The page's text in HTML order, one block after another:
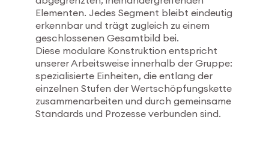
Elementen. Jedes Segment bleibt eindeutig
erkennbar und trägt zugleich zu einem
geschlossenen Gesamtbild bei.
Diese modulare Konstruktion entspricht
unserer Arbeitsweise innerhalb der Gruppe:
spezialisierte Einheiten, die entlang der
einzelnen Stufen der Wertschöpfungskette
zusammenarbeiten und durch gemeinsame
Standards und Prozesse verbunden sind.